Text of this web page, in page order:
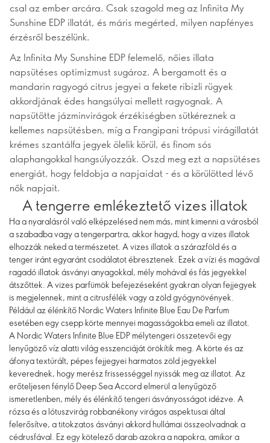
csal az ember arcára. Csak szagold meg az Infinita My
Sunshine EDP illatát, és máris megérted, milyen napfényes
érzésről beszélünk.
Az Infinita My Sunshine EDP felemelő, nőies illata
napsütéses optimizmust sugároz. A bergamott és a
mandarin ragyogó citrus jegyei a fekete ribizli rügyek
akkordjának édes hangsúlyai mellett ragyognak. A
napsütötte jázminvirágok érzékiségben sütkéreznek a
kellemes napsütésben, míg a Frangipani trópusi virágillatát
krémes szantálfa jegyek ölelik körül, és finom sós
alaphangokkal hangsúlyozzák. Oszd meg ezt a napsütéses
energiát, hogy feldobja a napjaidat - és a körülötted lévő
nők napjait.
A tengerre emlékeztető vizes illatok
Ha a nyaralásról való elképzelésed nem más, mint kimenni a városból
a szabadba vagy a tengerpartra, akkor hagyd, hogy a vizes illatok
elhozzák neked a természetet. A vizes illatok a szárazföld és a
tenger iránt egyaránt csodálatot ébresztenek. Ezek a vízi és magával
ragadó illatok ásványi anyagokkal, mély mohával és fás jegyekkel
átszőttek. A vizes parfümök befejezéseként gyakran olyan fejjegyek
is megjelennek, mint a citrusfélék vagy a zöld gyógynövények.
Például az élénkítő Nordic Waters Infinite Blue Eau De Parfum
esetében egy csepp körte mennyei magasságokba emeli az illatot.
A Nordic Waters Infinite Blue EDP mélytengeri összetevői egy
lenyűgöző víz alatti világ esszenciáját örökítik meg. A körte és az
áfonya textúrált, pépes fejjegyei harmatos zöld jegyekkel
keverednek, hogy merész frissességgel nyissák meg az illatot. Az
erőteljesen fénylő Deep Sea Accord elmerül a lenyűgöző
ismeretlenben, mély és élénkítő tengeri ásványosságot idézve. A
rózsa és a lótuszvirág robbanékony virágos aspektusai által
felerősítve, a titokzatos ásványi akkord hullámai összeolvadnak a
cédrusfával. Ez egy kötelező darab azokra a napokra, amikor a